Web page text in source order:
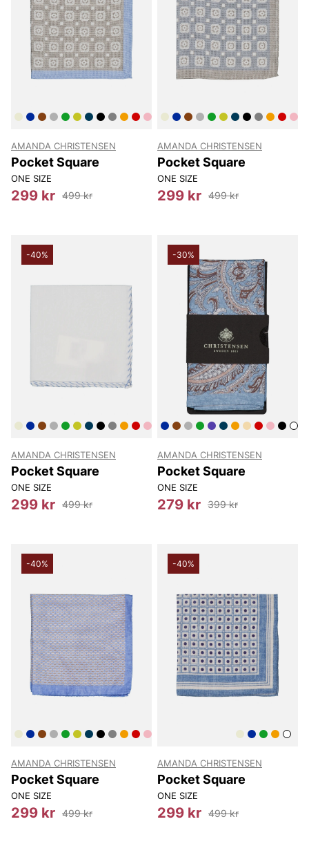
AMANDA CHRISTENSEN
Pocket Square
ONE SIZE
299 kr 499 kr
AMANDA CHRISTENSEN
Pocket Square
ONE SIZE
299 kr 499 kr
-40%
AMANDA CHRISTENSEN
Pocket Square
ONE SIZE
299 kr 499 kr
-30%
AMANDA CHRISTENSEN
Pocket Square
ONE SIZE
279 kr 399 kr
-40%
AMANDA CHRISTENSEN
Pocket Square
ONE SIZE
299 kr 499 kr
-40%
AMANDA CHRISTENSEN
Pocket Square
ONE SIZE
299 kr 499 kr